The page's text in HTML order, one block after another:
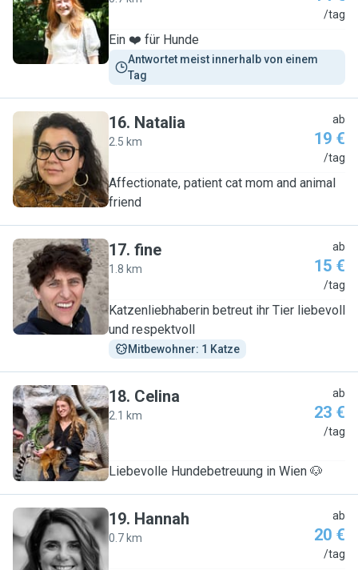
J /tag
Ein ❤️ für Hunde
Antwortet meist innerhalb von einem
Tag
N
16. Natalia
2.5 km
ab
19 €
/tag
Affectionate, patient cat mom and animal
friend
F
17. fine
1.8 km
ab
15 €
/tag
Katzenliebhaberin betreut ihr Tier liebevoll
und respektvoll
Mitbewohner: 1 Katze
C
18. Celina
2.1 km
ab
23 €
/tag
Liebevolle Hundebetreuung in Wien 🐶
H
19. Hannah
0.7 km
ab
20 €
/tag